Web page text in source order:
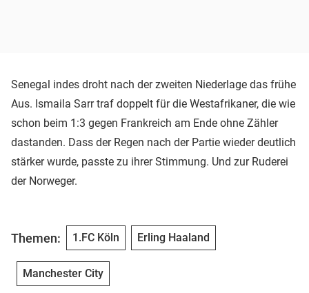
Senegal indes droht nach der zweiten Niederlage das frühe
Aus. Ismaila Sarr traf doppelt für die Westafrikaner, die wie
schon beim 1:3 gegen Frankreich am Ende ohne Zähler
dastanden. Dass der Regen nach der Partie wieder deutlich
stärker wurde, passte zu ihrer Stimmung. Und zur Ruderei
der Norweger.
Themen: 1.FC Köln Erling Haaland
Manchester City